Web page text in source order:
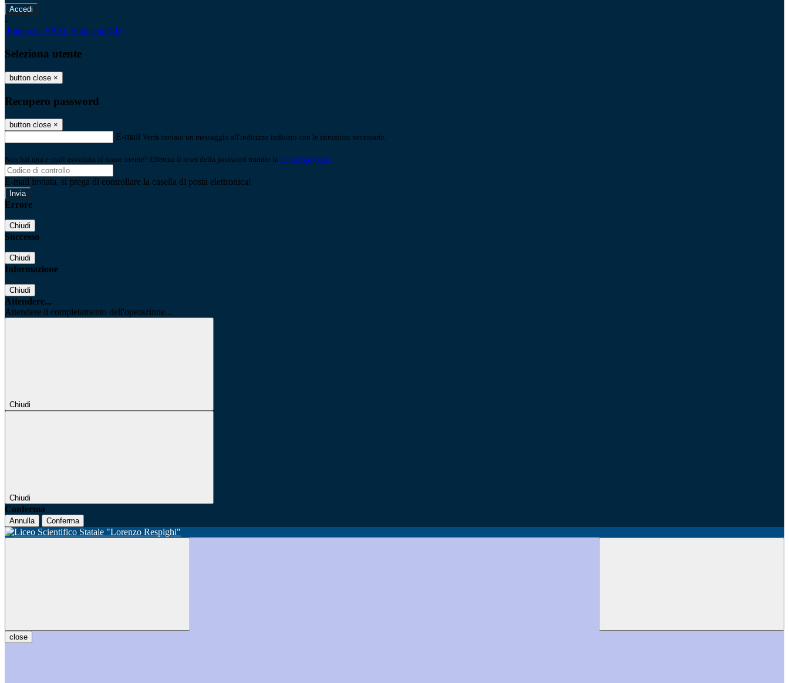
-
Entra con SPID Entra con CIE
Seleziona utente
button close ×
Recupero password
button close ×
E-mail Verrà inviato un messaggio all'indirizzo indicato con le istruzioni necessarie.
Non hai una e-mail associata al nome utente? Effettua il reset della password tramite la Login Spaggiari
E-mail inviata, si prega di controllare la casella di posta elettronica!
Errore
Chiudi
Successo
Chiudi
Informazione
Chiudi
Attendere...
Attendere il completamento dell'operazione...
Chiudi
Chiudi
Conferma
Annulla Conferma
close